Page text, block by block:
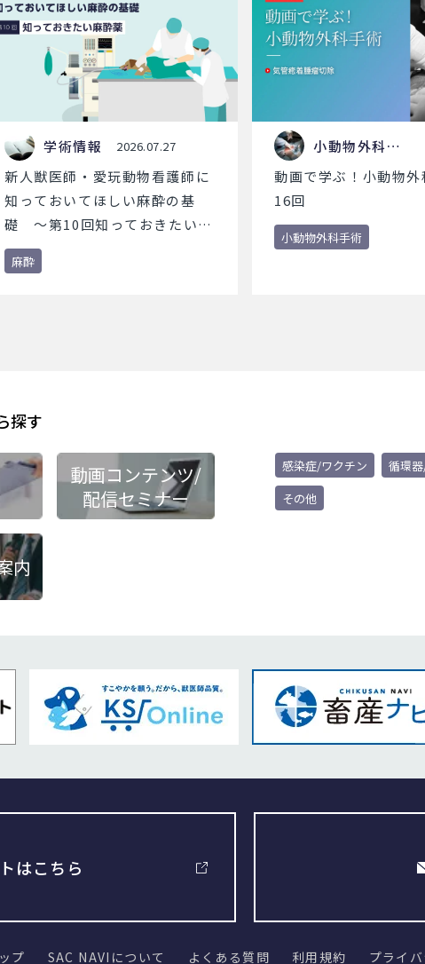
学術情報 2026.07.27
新人獣医師・愛玩動物看護師に
知っておいてほしい麻酔の基
礎 ～第10回知っておきたい麻
酔薬～
麻酔
小動物外科手
術
動画で学ぶ！小動物外
16回
小動物外科手術
探す
動画コンテンツ/
配信セミナー
内
感染症/ワクチン 循環
その他
はこちら
プ SAC NAVIについて よくある質問 利用規約 プライ